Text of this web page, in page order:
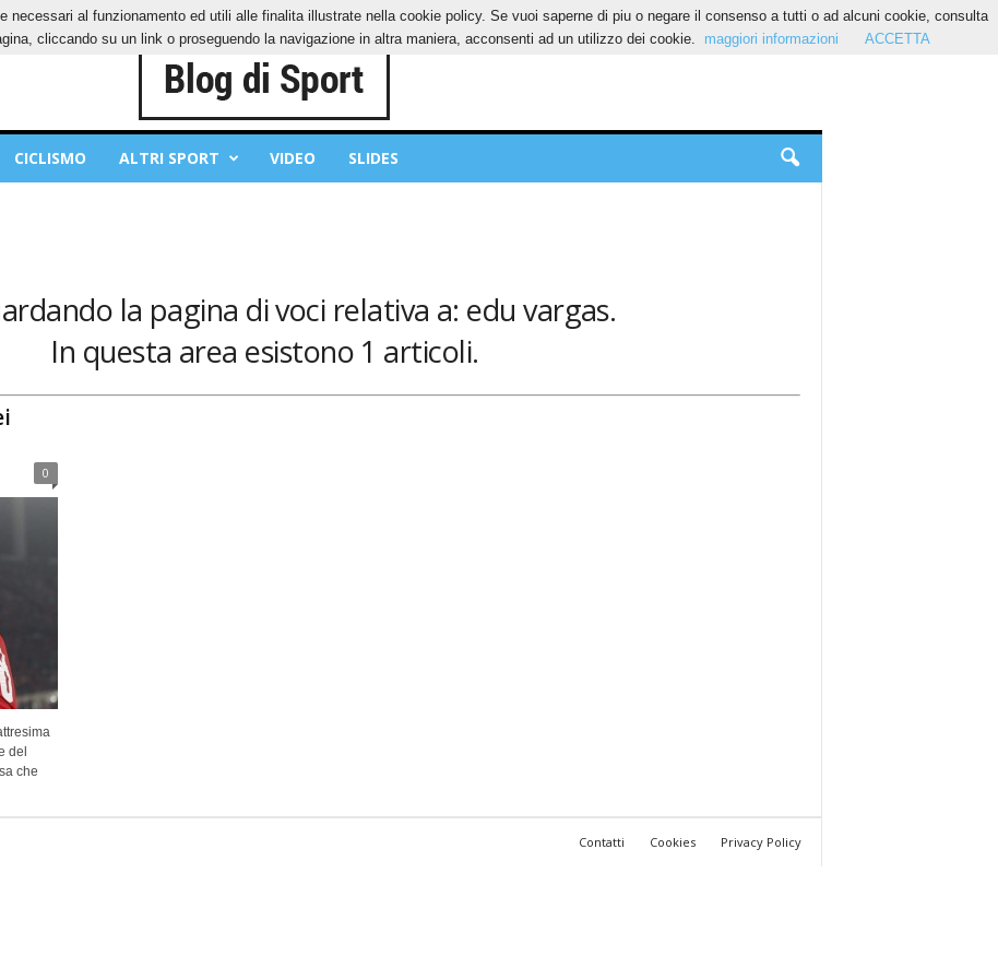
PRIVACY POLICY
CICLISMO ALTRI SPORT VIDEO SLIDES
la pagina di voci relativa a: edu vargas.
In questa area esistono 1 articoli.
0
del
che
Contatti Cookies Privacy Policy
al funzionamento ed utili alle finalita illustrate nella cookie policy. Se vuoi saperne di piu o negare il consenso a tutti o ad alcuni cookie, consulta
cliccando su un link o proseguendo la navigazione in altra maniera, acconsenti ad un utilizzo dei cookie.
maggiori informazioni ACCETTA